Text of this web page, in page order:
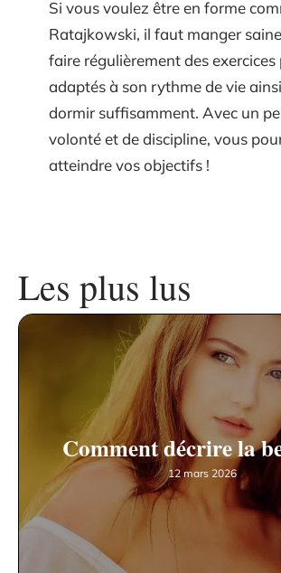
Si vous voulez être en forme
Ratajkowski, il faut manger
faire régulièrement des exercices
adaptés à son rythme de vie
dormir suffisamment. Avec un
volonté et de discipline, vous
atteindre vos objectifs !
Les plus lus
Comment décrire la
12 mars 2026